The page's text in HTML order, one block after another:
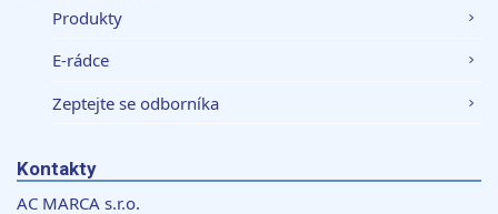
Produkty
E-rádce
Zeptejte se odborníka
Kontakty
AC MARCA s.r.o.